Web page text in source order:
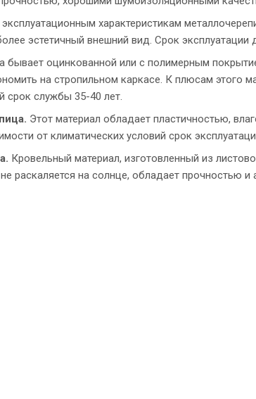
характеристикам
эстетичный внешний вид. Срок эксплуатации
бывает оцинкованной или с полимерным
на стропильном каркасе. К плюсам этого
срок службы 35-40 лет.
Этот материал обладает пластичностью,
от климатических условий срок
Кровельный материал, изготовленный из
раскаляется на солнце, обладает прочностью